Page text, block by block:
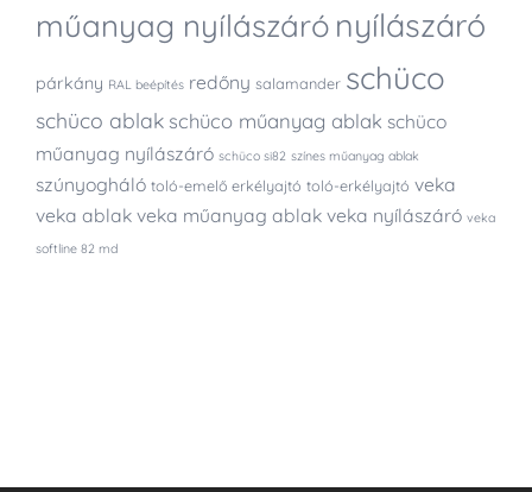
műanyag nyílászáró nyílászáró
párkány RAL beépítés redőny salamander schüco
schüco ablakschüco műanyag ablak schüco
műanyag nyílászáró schüco si82 színes műanyag ablak
szúnyogháló toló-emelő erkélyajtó toló-erkélyajtó veka
veka ablak veka műanyag ablak veka nyílászáró veka
softline 82 md